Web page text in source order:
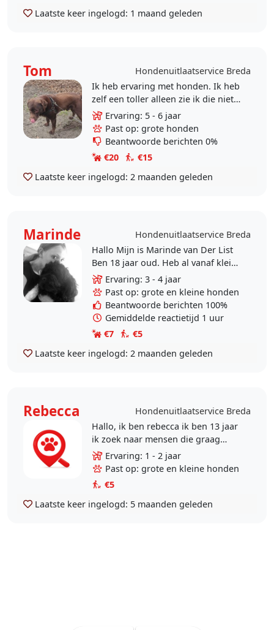
Laatste keer ingelogd: 1 maand geleden
Tom
Hondenuitlaatservice Breda
Ik heb ervaring met honden. Ik heb
zelf een toller alleen zie ik die niet
dagelijks meer omdat ik geen hond
mag houden in mijn woning
daarom zoek ik..
Ervaring: 5 - 6 jaar
Past op: grote honden
Beantwoorde berichten 0%
€20
€15
Laatste keer ingelogd: 2 maanden geleden
Marinde
Hondenuitlaatservice Breda
Hallo Mijn is Marinde van Der List
Ben 18 jaar oud. Heb al vanaf kleins
af aan honden en vind het erg leuk
om met honden bezig te zijn.
Momenteel..
Ervaring: 3 - 4 jaar
Past op: grote en kleine honden
Beantwoorde berichten 100%
Gemiddelde reactietijd 1 uur
€7
€5
Laatste keer ingelogd: 2 maanden geleden
Rebecca
Hondenuitlaatservice Breda
Hallo, ik ben rebecca ik ben 13 jaar
ik zoek naar mensen die graag
willen dat ik bijvoorbeeld hun
honden uitlaat voor een half uurtje.
ik heb zelf..
Ervaring: 1 - 2 jaar
Past op: grote en kleine honden
€5
Laatste keer ingelogd: 5 maanden geleden